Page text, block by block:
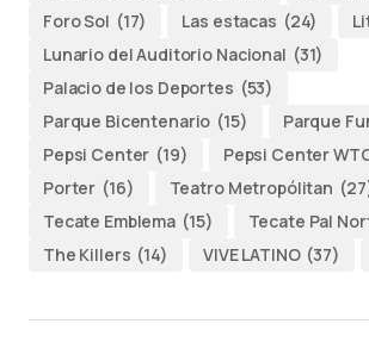
Foro Sol (17) Las estacas (24)
Lunario del Auditorio Nacional (31)
Palacio de los Deportes (53)
Parque Bicentenario (15) Parque
Pepsi Center (19) Pepsi Center
Porter (16) Teatro Metropólitan
Tecate Emblema (15) Tecate Pal
The Killers (14) VIVE LATINO (37)